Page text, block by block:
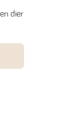
dier